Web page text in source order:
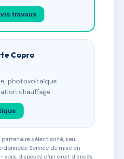
travaux
Copro
photovoltaïque
chauffage.
sélectionné, seul
Service de mise en
vous disposez d'un droit d'accès,